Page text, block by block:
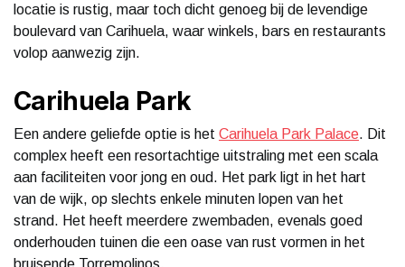
locatie is rustig, maar toch dicht genoeg bij de levendige
boulevard van Carihuela, waar winkels, bars en restaurants
volop aanwezig zijn.
Carihuela Park
Een andere geliefde optie is het Carihuela Park Palace. Dit
complex heeft een resortachtige uitstraling met een scala
aan faciliteiten voor jong en oud. Het park ligt in het hart
van de wijk, op slechts enkele minuten lopen van het
strand. Het heeft meerdere zwembaden, evenals goed
onderhouden tuinen die een oase van rust vormen in het
bruisende Torremolinos.